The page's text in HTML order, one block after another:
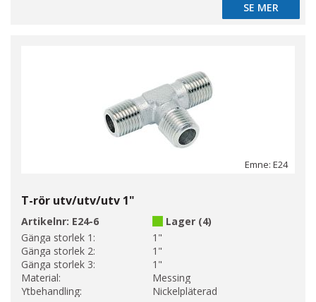
SE MER
SE MER
Emne: E24
T-rör utv/utv/utv 1"
Artikelnr: E24-6
Lager (4)
Gänga storlek 1:
1"
Gänga storlek 2:
1"
Gänga storlek 3:
1"
Material:
Messing
Ytbehandling:
Nickelpläterad